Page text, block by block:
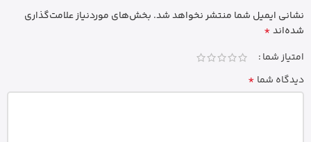
نشانی ایمیل شما منتشر نخواهد شد. بخش‌های موردنیاز علامت‌گذاری
شده‌اند*
امتیاز شما
دیدگاه شما *